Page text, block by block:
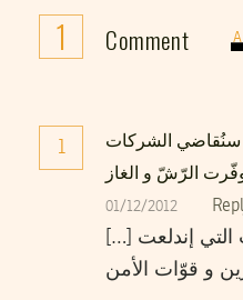
1 Comment
1
: سنُقاضي الشركات
وفّرت الرّشّ و الغاز
01/12/2012
[…] أحداث سليانة و المواجهات التي إندلعت